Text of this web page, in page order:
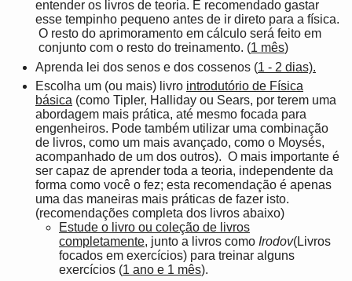
entender os livros de teoria. É recomendado gastar
esse tempinho pequeno antes de ir direto para a física.
O resto do aprimoramento em cálculo será feito em
conjunto com o resto do treinamento. (1 mês)
Aprenda lei dos senos e dos cossenos (1 - 2 dias).
Escolha um (ou mais) livro introdutório de Física
básica (como Tipler, Halliday ou Sears, por terem uma
abordagem mais prática, até mesmo focada para
engenheiros. Pode também utilizar uma combinação
de livros, como um mais avançado, como o Moysés,
acompanhado de um dos outros). O mais importante é
ser capaz de aprender toda a teoria, independente da
forma como você o fez; esta recomendação é apenas
uma das maneiras mais práticas de fazer isto.
(recomendações completa dos livros abaixo)
Estude o livro ou coleção de livros
completamente, junto a livros como Irodov(Livros
focados em exercícios) para treinar alguns
exercícios (1 ano e 1 mês).